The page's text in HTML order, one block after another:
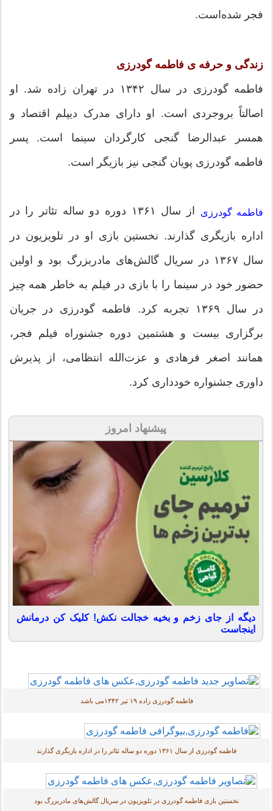
فجر شده‌است.
زندگی و حرفه ی فاطمه گودرزی
فاطمه گودرزی در سال ۱۳۴۲ در تهران زاده شد. او
اصالتاً بروجردی است. او دارای مدرک دیپلم اقتصاد و
همسر عبدالرضا گنجی کارگردان سینما است. پسر
فاطمه گودرزی پویان گنجی نیز بازیگر است.
فاطمه گودرزی از سال ۱۳۶۱ دوره دو ساله تئاتر را در
اداره بازیگری گذارند. نخستین بازی او در تلویزیون در
سال ۱۳۶۷ در سریال گالش‌های مادربزرگ بود و اولین
حضور خود در سینما را با بازی در فیلم به خاطر همه چیز
در سال ۱۳۶۹ تجربه کرد. فاطمه گودرزی در جریان
برگزاری بیست و هشتمین دوره جشنوراه فیلم فجر،
همانند اصغر فرهادی و عزت‌الله انتظامی، از پذیرش
داوری جشنواره خودداری کرد.
پیشنهاد امروز
دیگه از جای زخم و بخیه خجالت نکش! کلیک کن درمانش
اینجاست
فاطمه گودرزی زاده ۱۹ تیر ۱۳۴۲می باشد
فاطمه گودرزی از سال ۱۳۶۱ دوره دو ساله تئاتر را در اداره بازیگری گذارند
نخستین بازی فاطمه گودرزی در تلویزیون در سریال گالش‌های مادربزرگ بود